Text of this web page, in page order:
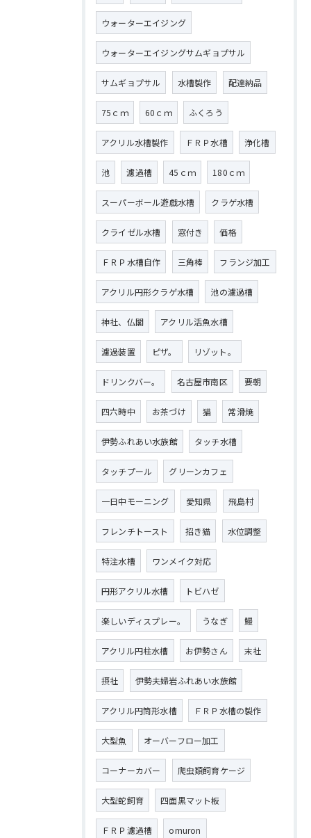
ウォーターエイジング
ウォーターエイジングサムギョプサル
サムギョプサル 水槽製作 配達納品
75ｃｍ 60ｃｍ ふくろう
アクリル水槽製作 ＦＲＰ水槽 浄化槽
池 濾過槽 45ｃｍ 180ｃｍ
スーパーボール遊戯水槽 クラゲ水槽
クライゼル水槽 窓付き 価格
ＦＲＰ水槽自作 三角棒 フランジ加工
アクリル円形クラゲ水槽 池の濾過槽
神社、仏閣 アクリル活魚水槽
濾過装置 ピザ。 リゾット。
ドリンクバー。 名古屋市南区 要朝
四六時中 お茶づけ 猫 常滑焼
伊勢ふれあい水族館 タッチ水槽
タッチプール グリーンカフェ
一日中モーニング 愛知県 飛島村
フレンチトースト 招き猫 水位調整
特注水槽 ワンメイク対応
円形アクリル水槽 トビハゼ
楽しいディスプレー。 うなぎ 鰻
アクリル円柱水槽 お伊勢さん 末社
摂社 伊勢夫婦岩ふれあい水族館
アクリル円筒形水槽 ＦＲＰ水槽の製作
大型魚 オーバーフロー加工
コーナーカバー 爬虫類飼育ケージ
大型蛇飼育 四面黒マット板
ＦＲＰ濾過槽 omuron